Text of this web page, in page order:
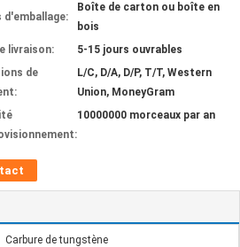
d'emballage:
Boîte de carton ou boîte en
bois
livraison:
5-15 jours ouvrables
de
L/C, D/A, D/P, T/T, Western
Union, MoneyGram
10000000 morceaux par an
Carbure de tungstène